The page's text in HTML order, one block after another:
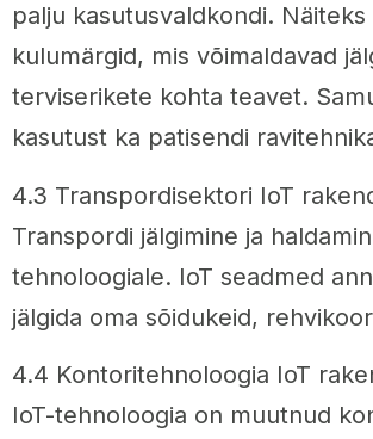
palju kasutusvaldkondi.
kulumärgid, mis võimaldavad
terviserikete kohta teavet.
kasutust ka patisendi
4.3 Transpordisektori IoT
Transpordi jälgimine ja
tehnoloogiale. IoT seadmed
jälgida oma sõidukeid,
4.4 Kontoritehnoloogia IoT
IoT-tehnoloogia on muutnud